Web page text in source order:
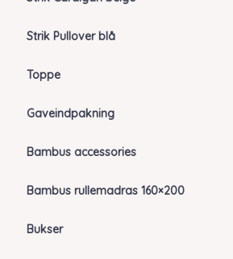
Strik Pullover blå
Toppe
Gaveindpakning
Bambus accessories
Bambus rullemadras 160×200
Bukser